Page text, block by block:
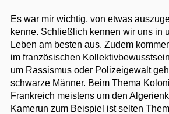
Es war mir wichtig, von etwas
kenne. Schließlich kennen wir uns in
Leben am besten aus. Zudem
im französischen
um Rassismus oder Polizeigewalt
schwarze Männer. Beim Thema
Frankreich meistens um den
Kamerun zum Beispiel ist selten